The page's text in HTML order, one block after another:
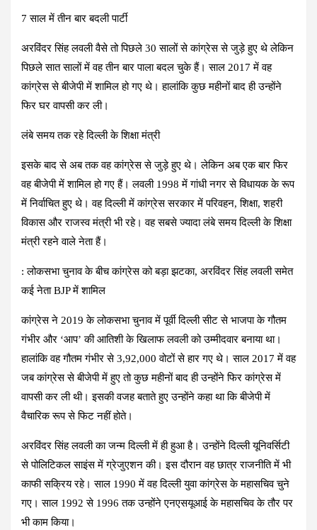
7 साल में तीन बार बदली पार्टी
अरविंदर सिंह लवली वैसे तो पिछले 30 सालों से कांग्रेस से जुड़े हुए थे लेकिन
पिछले सात सालों में वह तीन बार पाला बदल चुके हैं। साल 2017 में वह
कांग्रेस से बीजेपी में शामिल हो गए थे। हालांकि कुछ महीनों बाद ही उन्होंने
फिर घर वापसी कर ली।
लंबे समय तक रहे दिल्ली के शिक्षा मंत्री
इसके बाद से अब तक वह कांग्रेस से जुड़े हुए थे। लेकिन अब एक बार फिर
वह बीजेपी में शामिल हो गए हैं। लवली 1998 में गांधी नगर से विधायक के रूप
में निर्वाचित हुए थे। वह दिल्ली में कांग्रेस सरकार में परिवहन, शिक्षा, शहरी
विकास और राजस्व मंत्री भी रहे। वह सबसे ज्यादा लंबे समय दिल्ली के शिक्षा
मंत्री रहने वाले नेता हैं।
:लोकसभा चुनाव के बीच कांग्रेस को बड़ा झटका, अरविंदर सिंह लवली समेत
कई नेता BJP में शामिल
कांग्रेस ने 2019 के लोकसभा चुनाव में पूर्वी दिल्ली सीट से भाजपा के गौतम
गंभीर और ‘आप’ की आतिशी के खिलाफ लवली को उम्मीदवार बनाया था।
हालांकि वह गौतम गंभीर से 3,92,000 वोटों से हार गए थे। साल 2017 में वह
जब कांग्रेस से बीजेपी में हुए तो कुछ महीनों बाद ही उन्होंने फिर कांग्रेस में
वापसी कर ली थी। इसकी वजह बताते हुए उन्होंने कहा था कि बीजेपी में
वैचारिक रूप से फिट नहीं होते।
अरविंदर सिंह लवली का जन्म दिल्ली में ही हुआ है। उन्होंने दिल्ली यूनिवर्सिटी
से पोलिटिकल साइंस में ग्रेजुएशन की। इस दौरान वह छात्र राजनीति में भी
काफी सक्रिय रहे। साल 1990 में वह दिल्ली युवा कांग्रेस के महासचिव चुने
गए। साल 1992 से 1996 तक उन्होंने एनएसयूआई के महासचिव के तौर पर
भी काम किया।